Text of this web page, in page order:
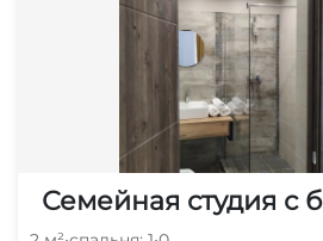
Семейная студия с